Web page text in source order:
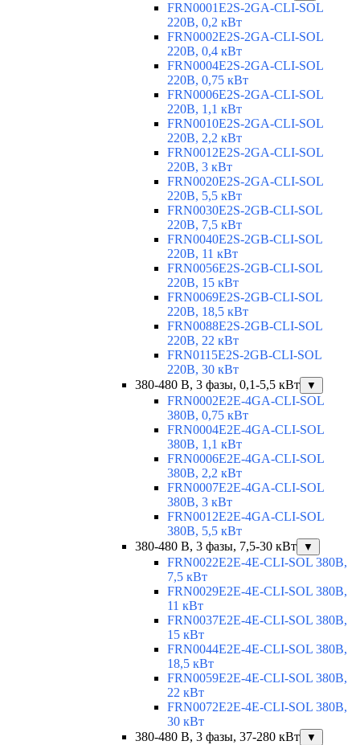
FRN0001E2S-2GA-CLI-SOL
220В, 0,2 кВт
FRN0002E2S-2GA-CLI-SOL
220В, 0,4 кВт
FRN0004E2S-2GA-CLI-SOL
220В, 0,75 кВт
FRN0006E2S-2GA-CLI-SOL
220В, 1,1 кВт
FRN0010E2S-2GA-CLI-SOL
220В, 2,2 кВт
FRN0012E2S-2GA-CLI-SOL
220В, 3 кВт
FRN0020E2S-2GA-CLI-SOL
220В, 5,5 кВт
FRN0030E2S-2GB-CLI-SOL
220В, 7,5 кВт
FRN0040E2S-2GB-CLI-SOL
220В, 11 кВт
FRN0056E2S-2GB-CLI-SOL
220В, 15 кВт
FRN0069E2S-2GB-CLI-SOL
220В, 18,5 кВт
FRN0088E2S-2GB-CLI-SOL
220В, 22 кВт
FRN0115E2S-2GB-CLI-SOL
220В, 30 кВт
380-480 В, 3 фазы, 0,1-5,5 кВт
▼
FRN0002E2E-4GA-CLI-SOL
380В, 0,75 кВт
FRN0004E2E-4GA-CLI-SOL
380В, 1,1 кВт
FRN0006E2E-4GA-CLI-SOL
380В, 2,2 кВт
FRN0007E2E-4GA-CLI-SOL
380В, 3 кВт
FRN0012E2E-4GA-CLI-SOL
380В, 5,5 кВт
380-480 В, 3 фазы, 7,5-30 кВт
▼
FRN0022E2E-4E-CLI-SOL 380В,
7,5 кВт
FRN0029E2E-4E-CLI-SOL 380В,
11 кВт
FRN0037E2E-4E-CLI-SOL 380В,
15 кВт
FRN0044E2E-4E-CLI-SOL 380В,
18,5 кВт
FRN0059E2E-4E-CLI-SOL 380В,
22 кВт
FRN0072E2E-4E-CLI-SOL 380В,
30 кВт
380-480 В, 3 фазы, 37-280 кВт
▼